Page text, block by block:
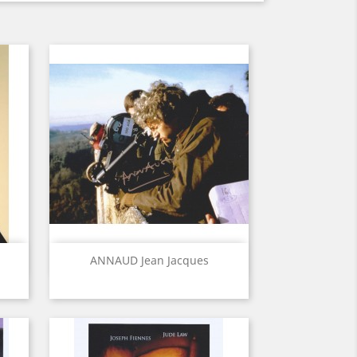
ANNAUD Jean Jacques
Aperçu rapide